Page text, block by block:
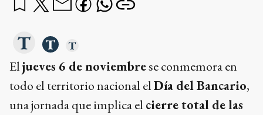
Eljueves 6 de noviembrese conmemora en
todo el territorio nacional elDía del Bancario,
una jornada que implica el cierre total de las